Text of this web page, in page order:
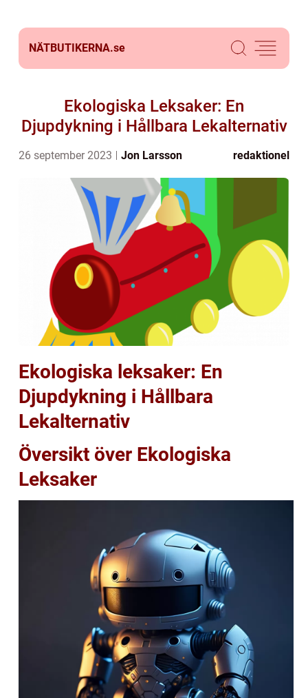
NÄTBUTIKERNA.se
Ekologiska Leksaker: En
Djupdykning i Hållbara Lekalternativ
26 september 2023 Jon Larsson redaktionel
Ekologiska leksaker: En
Djupdykning i Hållbara
Lekalternativ
Översikt över Ekologiska
Leksaker